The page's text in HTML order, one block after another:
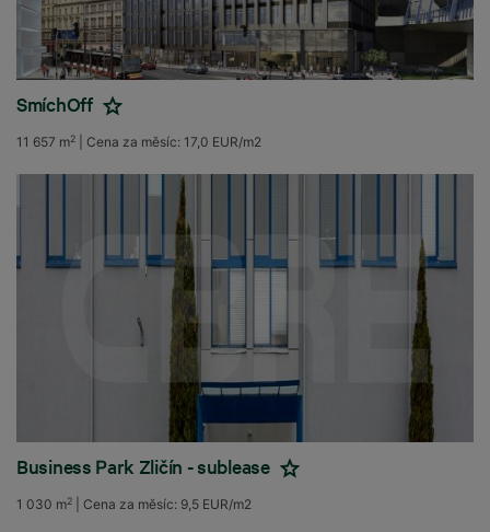
SmíchOff
11 657 m2 Cena za měsíc: 17,0 EUR/m2
Business Park Zličín - sublease
1 030 m2 Cena za měsíc: 9,5 EUR/m2